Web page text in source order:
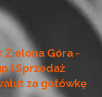
Zielona Góra -
i Sprzedaż
za gotówkę